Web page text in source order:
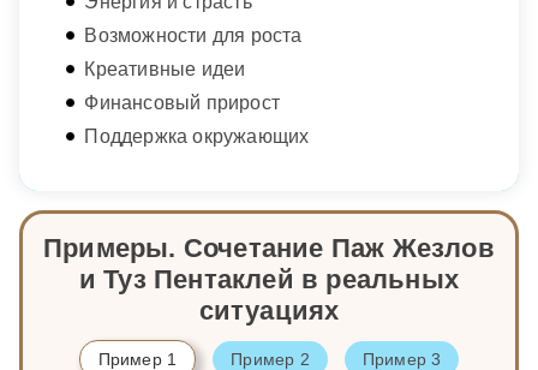
Возможности для роста
Креативные идеи
Финансовый прирост
Поддержка окружающих
Примеры. Сочетание Паж Жезлов
и Туз Пентаклей в реальных
ситуациях
Пример 1 Пример 2 Пример 3